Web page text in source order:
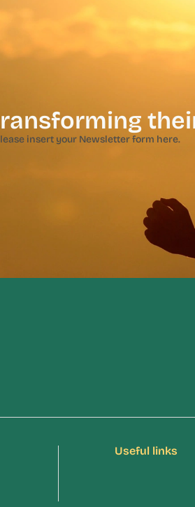
insert your Newsletter form here.
Useful links